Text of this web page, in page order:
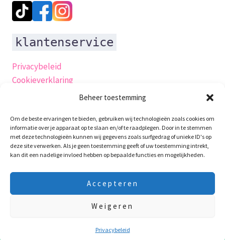
Beheer toestemming
Om de beste ervaringen te bieden, gebruiken wij technologieën zoals cookies om
informatie over je apparaat op te slaan en/of te raadplegen. Door in te stemmen
met deze technologieën kunnen wij gegevens zoals surfgedrag of unieke ID's op
deze site verwerken. Als je geen toestemming geeft of uw toestemming intrekt,
kan dit een nadelige invloed hebben op bepaalde functies en mogelijkheden.
Accepteren
Weigeren
Privacybeleid
verzenddag is 7e Augustus! Fijne vakantie !!!
klantenservice
Privacybeleid
Cookieverklaring
Algemene-voorwaarden
Retourneren
Garantie en klachten
klachtenpagina
Contact
productveiligheidsverklaring
Copyright © 2026 WaxieMaxie